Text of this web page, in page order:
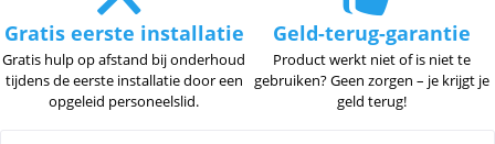
Gratis eerste installatie
Gratis hulp op afstand bij onderhoud
tijdens de eerste installatie door een
opgeleid personeelslid.
Geld-terug-garantie
Product werkt niet of is niet te
gebruiken? Geen zorgen – je krijgt je
geld terug!